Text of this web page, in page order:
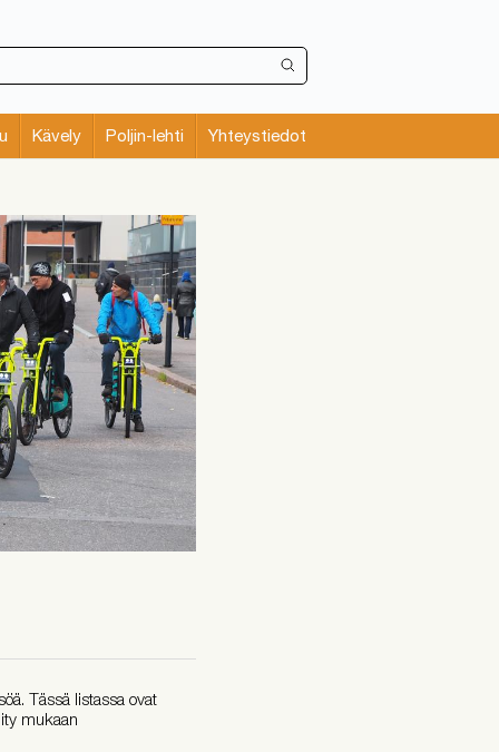
Kävely Poljin-lehti Yhteystiedot
Tässä listassa ovat
mukaan